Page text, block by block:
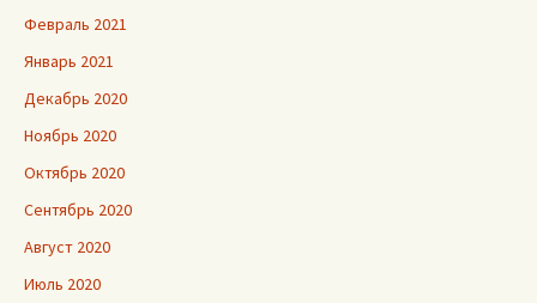
Февраль 2021
Январь 2021
Декабрь 2020
Ноябрь 2020
Октябрь 2020
Сентябрь 2020
Август 2020
Июль 2020